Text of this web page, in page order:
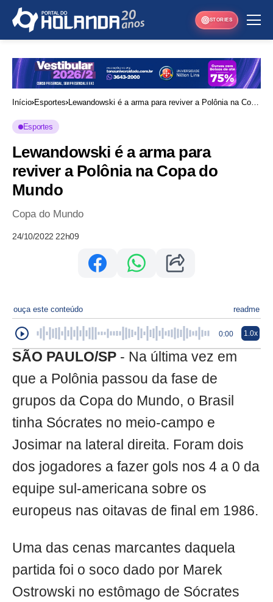
STORIES
Início Esportes Lewandowski é a arma para reviver a Polônia na Copa
Esportes
Lewandowski é a arma para
reviver a Polônia na Copa do
Mundo
Copa do Mundo
24/10/2022 22h09
ouça este conteúdo readme
0:00 1.0x
SÃO PAULO/SP - Na última vez em
que a Polônia passou da fase de
grupos da Copa do Mundo, o Brasil
tinha Sócrates no meio-campo e
Josimar na lateral direita. Foram dois
dos jogadores a fazer gols nos 4 a 0 da
equipe sul-americana sobre os
europeus nas oitavas de final em 1986.
Uma das cenas marcantes daquela
partida foi o soco dado por Marek
Ostrowski no estômago de Sócrates